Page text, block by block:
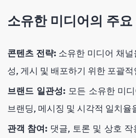
소유한 미디어의 주요
콘텐츠 전략: 소유한 미디어 채
성, 게시 및 배포하기 위한 포괄
브랜드 일관성: 모든 소유한 미
브랜딩, 메시징 및 시각적 일치율
관객 참여: 댓글, 토론 및 상호